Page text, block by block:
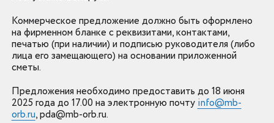
Коммерческое предложение должно быть оформлено
на фирменном бланке с реквизитами, контактами,
печатью (при наличии) и подписью руководителя (либо
лица его замещающего) на основании приложенной
сметы.
Предложения необходимо предоставить до 18 июня
2025 года до 17.00 ​​​​​​​на электронную почту info@mb-
orb.ru, pda@mb-orb.ru.